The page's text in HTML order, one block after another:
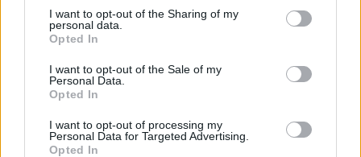
not limited to your visit or usage behaviour. You may click to
grant or deny consent to Google and its third-party tags to
use your data for below specified purposes in below Google
consent section.
I want to opt-out of the Sharing of my
personal data.
Opted In
I want to opt-out of the Sale of my
Personal Data.
Opted In
I want to opt-out of processing my
Personal Data for Targeted Advertising.
Opted In